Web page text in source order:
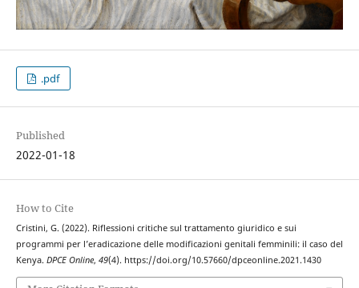
.pdf
Published
2022-01-18
How to Cite
Cristini, G. (2022). Riflessioni critiche sul trattamento giuridico e sui
programmi per l’eradicazione delle modificazioni genitali femminili: il caso del
Kenya. DPCE Online, 49(4). https://doi.org/10.57660/dpceonline.2021.1430